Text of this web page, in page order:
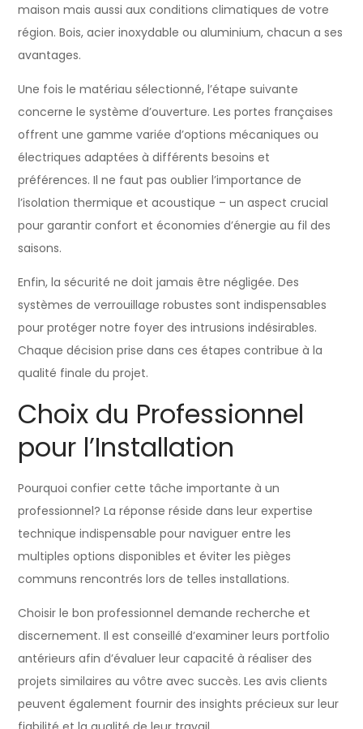
maison mais aussi aux conditions climatiques de votre
région. Bois, acier inoxydable ou aluminium, chacun a ses
avantages.
Une fois le matériau sélectionné, l’étape suivante
concerne le système d’ouverture. Les portes françaises
offrent une gamme variée d’options mécaniques ou
électriques adaptées à différents besoins et
préférences. Il ne faut pas oublier l’importance de
l’isolation thermique et acoustique – un aspect crucial
pour garantir confort et économies d’énergie au fil des
saisons.
Enfin, la sécurité ne doit jamais être négligée. Des
systèmes de verrouillage robustes sont indispensables
pour protéger notre foyer des intrusions indésirables.
Chaque décision prise dans ces étapes contribue à la
qualité finale du projet.
Choix du Professionnel
pour l’Installation
Pourquoi confier cette tâche importante à un
professionnel? La réponse réside dans leur expertise
technique indispensable pour naviguer entre les
multiples options disponibles et éviter les pièges
communs rencontrés lors de telles installations.
Choisir le bon professionnel demande recherche et
discernement. Il est conseillé d’examiner leurs portfolio
antérieurs afin d’évaluer leur capacité à réaliser des
projets similaires au vôtre avec succès. Les avis clients
peuvent également fournir des insights précieux sur leur